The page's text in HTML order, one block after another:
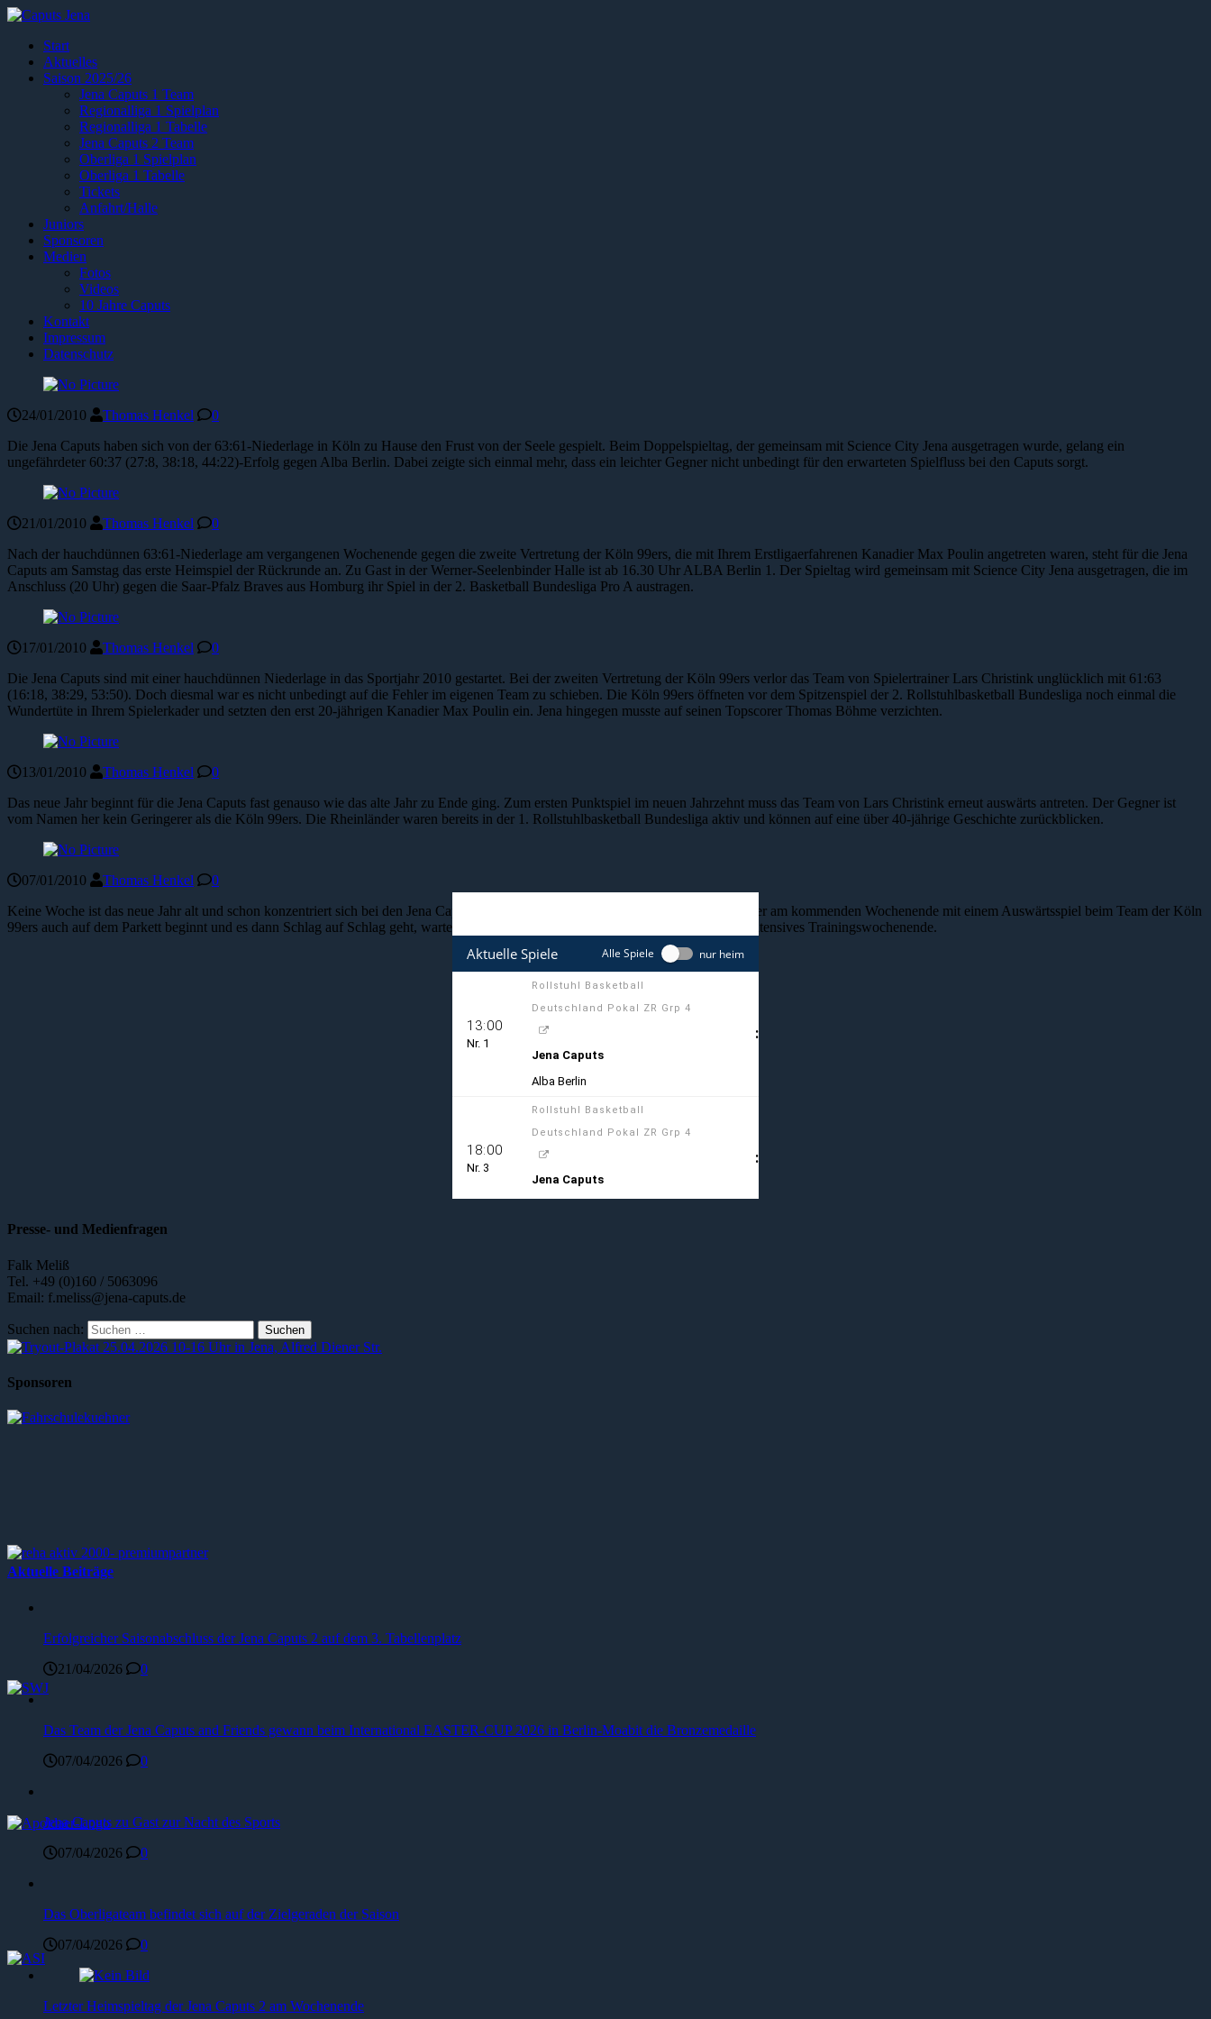
Start
Aktuelles
Saison 2025/26
Jena Caputs 1 Team
Regionalliga 1 Spielplan
Regionalliga 1 Tabelle
Jena Caputs 2 Team
Oberliga 1 Spielplan
Oberliga 1 Tabelle
Tickets
Anfahrt/Halle
Juniors
Sponsoren
Medien
Fotos
Videos
10 Jahre Caputs
Kontakt
Impressum
Datenschutz
24/01/2010 Thomas Henkel
0
Die Jena Caputs haben sich von der 63:61-Niederlage in Köln zu Hause den Frust von der Seele gespielt. Beim Doppelspieltag, der gemeinsam mit Science City Jena ausgetragen wurde, gelang ein
ungefährdeter 60:37 (27:8, 38:18, 44:22)-Erfolg gegen Alba Berlin. Dabei zeigte sich einmal mehr, dass ein leichter Gegner nicht unbedingt für den erwarteten Spielfluss bei den Caputs sorgt.
21/01/2010 Thomas Henkel
0
Nach der hauchdünnen 63:61-Niederlage am vergangenen Wochenende gegen die zweite Vertretung der Köln 99ers, die mit Ihrem Erstligaerfahrenen Kanadier Max Poulin angetreten waren, steht für die Jena
Caputs am Samstag das erste Heimspiel der Rückrunde an. Zu Gast in der Werner-Seelenbinder Halle ist ab 16.30 Uhr ALBA Berlin 1. Der Spieltag wird gemeinsam mit Science City Jena ausgetragen, die im
Anschluss (20 Uhr) gegen die Saar-Pfalz Braves aus Homburg ihr Spiel in der 2. Basketball Bundesliga Pro A austragen.
17/01/2010 Thomas Henkel
0
Die Jena Caputs sind mit einer hauchdünnen Niederlage in das Sportjahr 2010 gestartet. Bei der zweiten Vertretung der Köln 99ers verlor das Team von Spielertrainer Lars Christink unglücklich mit 61:63
(16:18, 38:29, 53:50). Doch diesmal war es nicht unbedingt auf die Fehler im eigenen Team zu schieben. Die Köln 99ers öffneten vor dem Spitzenspiel der 2. Rollstuhlbasketball Bundesliga noch einmal die
Wundertüte in Ihrem Spielerkader und setzten den erst 20-jährigen Kanadier Max Poulin ein. Jena hingegen musste auf seinen Topscorer Thomas Böhme verzichten.
13/01/2010 Thomas Henkel
0
Das neue Jahr beginnt für die Jena Caputs fast genauso wie das alte Jahr zu Ende ging. Zum ersten Punktspiel im neuen Jahrzehnt muss das Team von Lars Christink erneut auswärts antreten. Der Gegner ist
vom Namen her kein Geringerer als die Köln 99ers. Die Rheinländer waren bereits in der 1. Rollstuhlbasketball Bundesliga aktiv und können auf eine über 40-jährige Geschichte zurückblicken.
07/01/2010 Thomas Henkel
0
Keine Woche ist das neue Jahr alt und schon konzentriert sich bei den Jena Caputs wieder jeder auf den Ligaalltag. Doch bevor dieser am kommenden Wochenende mit einem Auswärtsspiel beim Team der Köln
99ers auch auf dem Parkett beginnt und es dann Schlag auf Schlag geht, wartet auf das Team von Spielertrainer Lars Christink ein intensives Trainingswochenende.
Presse- und Medienfragen
Falk Meliß
Tel. +49 (0)160 / 5063096
Email: f.meliss@jena-caputs.de
Suchen nach:
Sponsoren
Aktuelle Beiträge
Erfolgreicher Saisonabschluss der Jena Caputs 2 auf dem 3. Tabellenplatz
21/04/2026
0
Das Team der Jena Caputs and Friends gewann beim International EASTER-CUP 2026 in Berlin-Moabit die Bronzemedaille
07/04/2026
0
Jena Caputs zu Gast zur Nacht des Sports
07/04/2026
0
Das Oberligateam befindet sich auf der Zielgeraden der Saison
07/04/2026
0
Letzter Heimspieltag der Jena Caputs 2 am Wochenende